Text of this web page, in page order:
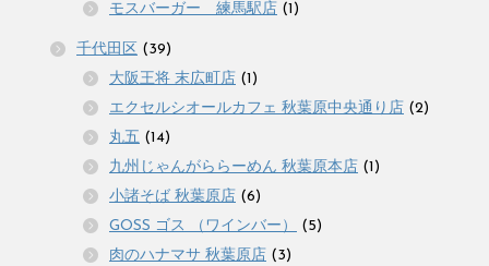
モスバーガー 練馬駅店 (1)
千代田区 (39)
大阪王将 末広町店 (1)
エクセルシオールカフェ 秋葉原中央通り店 (2)
丸五 (14)
九州じゃんがららーめん 秋葉原本店 (1)
小諸そば 秋葉原店 (6)
GOSS ゴス （ワインバー）
(5)
肉のハナマサ 秋葉原店 (3)